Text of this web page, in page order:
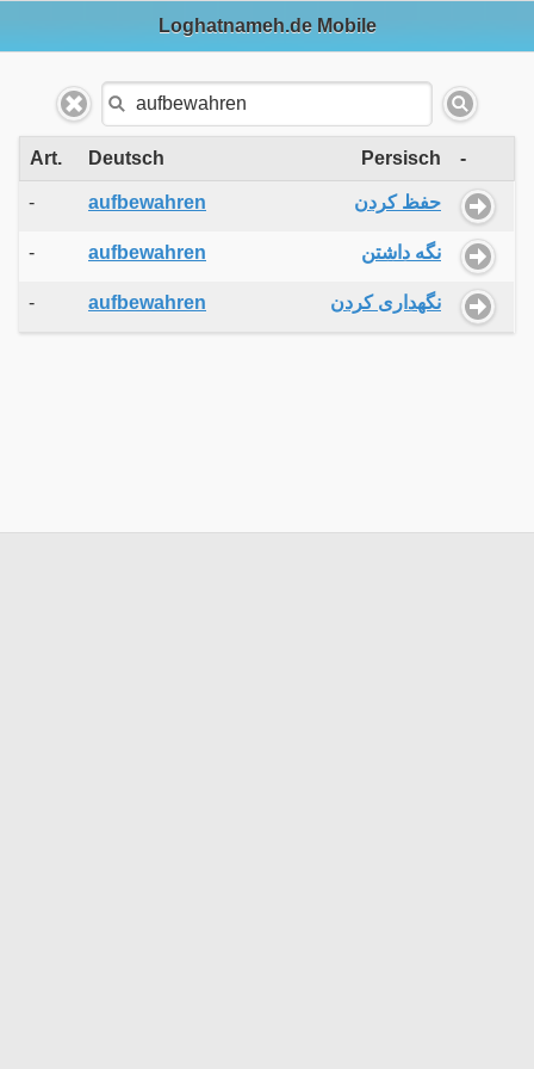
Loghatnameh.de Mobile
Art. Deutsch Persisch -
- aufbewahren حفظ کردن
- aufbewahren نگه داشتن
- aufbewahren نگهداری کردن